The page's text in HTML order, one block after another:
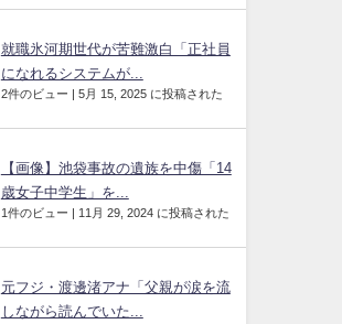
就職氷河期世代が苦難激白「正社員
になれるシステムが...
2件のビュー 5月 15, 2025 に投稿された
【画像】池袋事故の遺族を中傷「14
歳女子中学生」を...
1件のビュー 11月 29, 2024 に投稿された
元フジ・渡邊渚アナ「父親が涙を流
しながら読んでいた...